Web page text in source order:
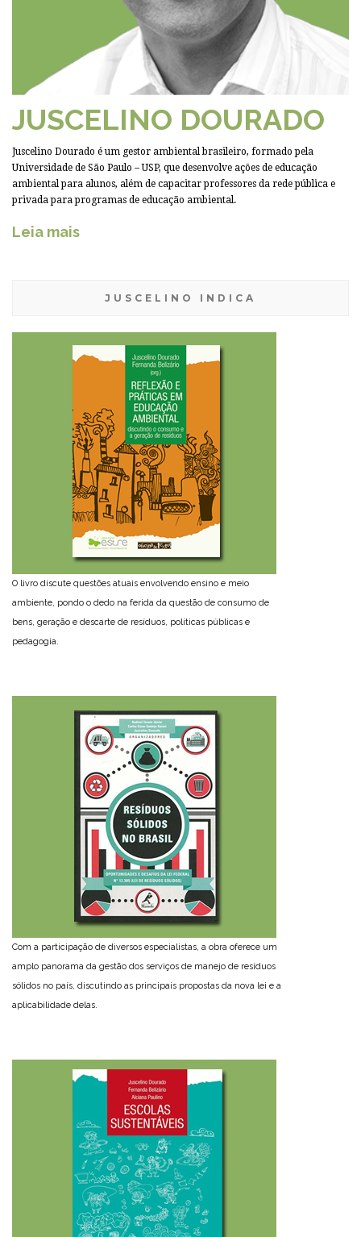
JUSCELINO DOURADO
Juscelino Dourado é um gestor ambiental brasileiro, formado pela
Universidade de São Paulo – USP, que desenvolve ações de educação
ambiental para alunos, além de capacitar professores da rede pública e
privada para programas de educação ambiental.
Leia mais
JUSCELINO INDICA
O livro discute questões atuais envolvendo ensino e meio
ambiente, pondo o dedo na ferida da questão de consumo de
bens, geração e descarte de resíduos, políticas públicas e
pedagogia.
Com a participação de diversos especialistas, a obra oferece um
amplo panorama da gestão dos serviços de manejo de resíduos
sólidos no país, discutindo as principais propostas da nova lei e a
aplicabilidade delas.